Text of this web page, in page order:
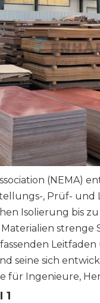
(NEMA)
, Prüf-
Isolierung bis
strenge
seine sich
für Ingenieure,
1